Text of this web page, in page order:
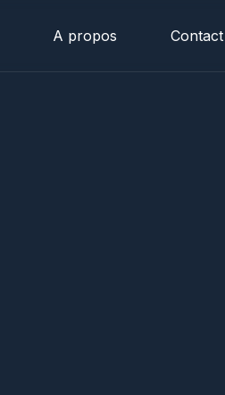
A propos Contact